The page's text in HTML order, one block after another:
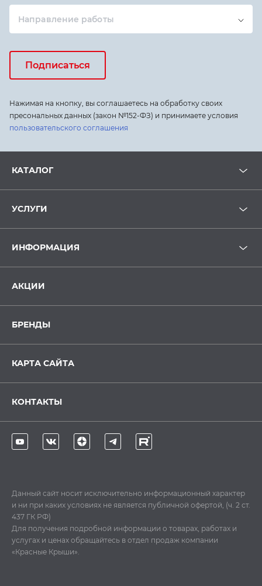
Направление работы
Подписаться
Нажимая на кнопку, вы соглашаетесь на обработку своих
пресональных данных (закон №152-ФЗ) и принимаете условия
пользовательского соглашения
КАТАЛОГ
УСЛУГИ
ИНФОРМАЦИЯ
АКЦИИ
БРЕНДЫ
КАРТА САЙТА
КОНТАКТЫ
Данный сайт носит исключительно информационный характер
и ни при каких условиях не является публичной офертой, (ч. 2 ст.
437 ГК РФ)
Для получения подробной информации о товарах, работах и
услугах и ценах обращайтесь в отдел продаж компании
«Красные Крыши».